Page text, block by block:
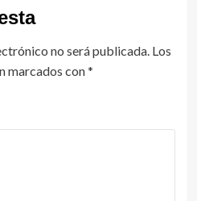
no será publicada. Los
marcados con*